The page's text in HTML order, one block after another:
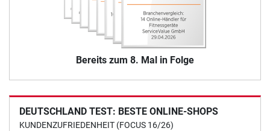
Bereits zum 8. Mal in Folge
DEUTSCHLAND TEST: BESTE ONLINE-SHOPS
KUNDENZUFRIEDENHEIT (FOCUS 16/26)